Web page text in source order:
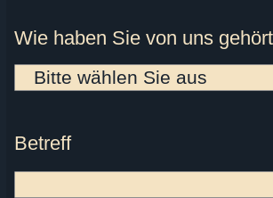
Wie haben Sie von uns
Betreff